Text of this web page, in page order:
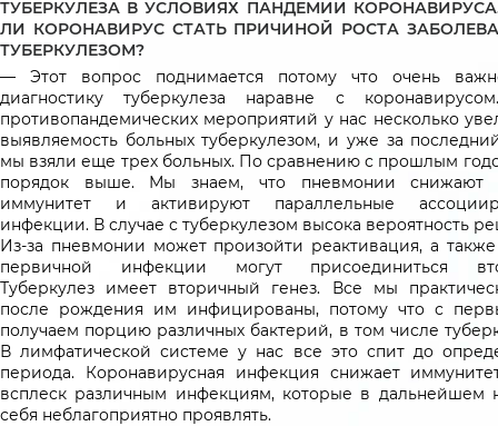
ТУБЕРКУЛЕЗА В УСЛОВИЯХ ПАНДЕМИИ
ЛИ КОРОНАВИРУС СТАТЬ ПРИЧИНОЙ РОСТА
ТУБЕРКУЛЕЗОМ?
— Этот вопрос поднимается потому что очень
диагностику туберкулеза наравне с
противопандемических мероприятий у нас несколько
выявляемость больных туберкулезом, и уже за
мы взяли еще трех больных. По сравнению с прошлым
порядок выше. Мы знаем, что пневмонии снижают
иммунитет и активируют параллельные
инфекции. В случае с туберкулезом высока вероятность
Из-за пневмонии может произойти реактивация, а
первичной инфекции могут присоединиться
Туберкулез имеет вторичный генез. Все мы
после рождения им инфицированы, потому что с
получаем порцию различных бактерий, в том числе
В лимфатической системе у нас все это спит до
периода. Коронавирусная инфекция снижает
всплеск различным инфекциям, которые в дальнейшем
себя неблагоприятно проявлять.